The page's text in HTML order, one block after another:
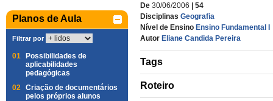
Planos de Aula
Filtrar por
01
Possibilidades de
aplicabilidades
pedagógicas
02 Criação de documentários
pelos próprios alunos
De 30/06/2006
| 54
Disciplinas Geografia
Nível de Ensino Ensino Fundamental I
Autor Eliane Candida Pereira
Tags
Roteiro